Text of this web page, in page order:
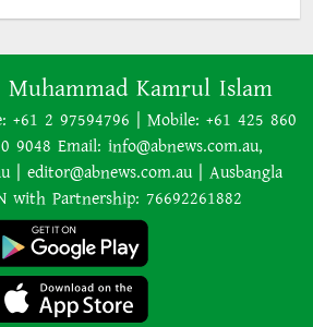
অনেক ইতিবাচক অগ্রগতি ঘটেছে:
পররাষ্ট্রমন্ত্রীর সঙ্গে বৈঠকের পর ট্রাম্পের
বিশেষ দূত
আমাকে গ্রেপ্তারের চেষ্টা রুখে দিতে
প্রস্তুত ‘স্পেশাল ফোর্স’
শাপলা চত্বর হত্যাযজ্ঞ: স্বৈরাচার হাসিনা-
আজিজ-বেনজীরসহ পলাতকদের বিরুদ্ধে
গ্রেপ্তারি পরোয়ানা
Muhammad Kamrul Islam
+61 2 97594796 | Mobile: +61 425 860
9048 Email: info@abnews.com.au,
| editor@abnews.com.au | Ausbangla
with Partnership: 76692261882